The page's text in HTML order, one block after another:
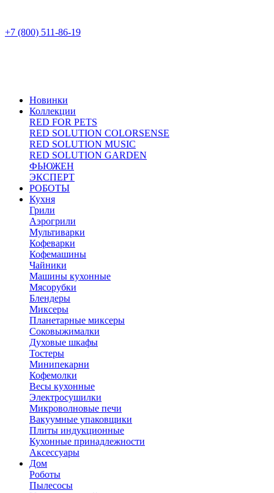
+7 (800) 511-86-19
Новинки
Коллекции
RED FOR PETS
RED SOLUTION COLORSENSE
RED SOLUTION MUSIC
RED SOLUTION GARDEN
ФЬЮЖЕН
ЭКСПЕРТ
РОБОТЫ
Кухня
Грили
Аэрогрили
Мультиварки
Кофеварки
Кофемашины
Чайники
Машины кухонные
Мясорубки
Блендеры
Миксеры
Планетарные миксеры
Соковыжималки
Духовые шкафы
Тостеры
Минипекарни
Кофемолки
Весы кухонные
Электросушилки
Микроволновые печи
Вакуумные упаковщики
Плиты индукционные
Кухонные принадлежности
Аксессуары
Дом
Роботы
Пылесосы